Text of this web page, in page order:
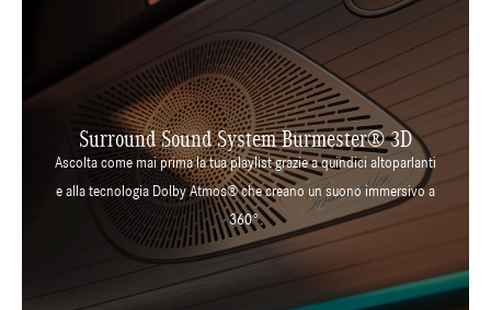
Surround Sound System Burmester® 3D
Ascolta come mai prima la tua playlist grazie a quindici altoparlanti
e alla tecnologia Dolby Atmos® che creano un suono immersivo a
360°.